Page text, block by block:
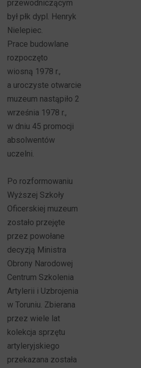
przewodniczącym
był płk dypl. Henryk
Nielepiec.
Prace budowlane
rozpoczęto
wiosną 1978 r.,
a uroczyste otwarcie
muzeum nastąpiło 2
września 1978 r.,
w dniu 45 promocji
absolwentów
uczelni.
Po rozformowaniu
Wyższej Szkoły
Oficerskiej muzeum
zostało przejęte
przez powołane
decyzją Ministra
Obrony Narodowej
Centrum Szkolenia
Artylerii i Uzbrojenia
w Toruniu. Zbierana
przez wiele lat
kolekcja sprzętu
artyleryjskiego
przekazana została